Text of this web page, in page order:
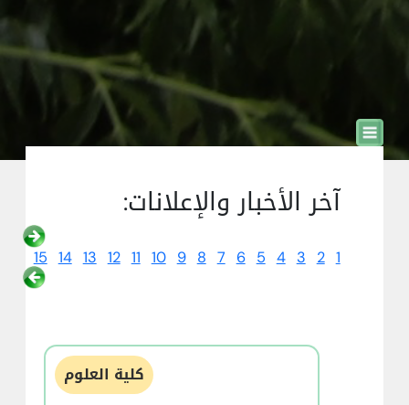
آخر الأخبار والإعلانات:
1
2
3
4
5
6
7
8
9
10
11
12
13
14
15
كلية العلوم